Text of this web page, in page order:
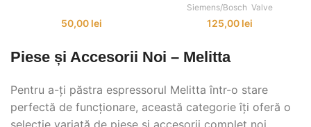
50,00 lei
Siemens/Bosch Valve
125,00 lei
Piese și Accesorii Noi – Melitta
Pentru a-ți păstra espressorul Melitta într-o stare
perfectă de funcționare, această categorie îți oferă o
selecție variată de piese și accesorii complet noi,